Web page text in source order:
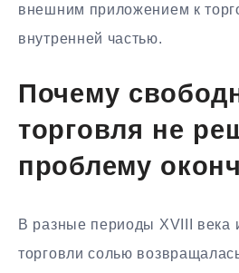
внешним приложением к
внутренней частью.
Почему
торговля не
проблему
В разные периоды XVIII века
торговли солью